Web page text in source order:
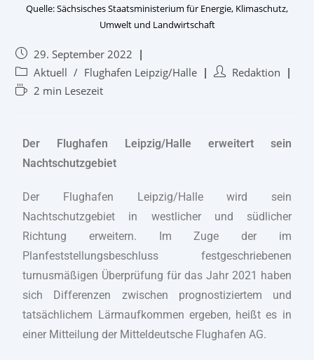
Quelle: Sächsisches Staatsministerium für Energie, Klimaschutz,
Umwelt und Landwirtschaft
29. September 2022
Aktuell / Flughafen Leipzig/Halle
Redaktion
2 min Lesezeit
Der Flughafen Leipzig/Halle erweitert sein
Nachtschutzgebiet
Der Flughafen Leipzig/Halle wird sein
Nachtschutzgebiet in westlicher und südlicher
Richtung erweitern. Im Zuge der im
Planfeststellungsbeschluss festgeschriebenen
turnusmäßigen Überprüfung für das Jahr 2021 haben
sich Differenzen zwischen prognostiziertem und
tatsächlichem Lärmaufkommen ergeben, heißt es in
einer Mitteilung der Mitteldeutsche Flughafen AG.